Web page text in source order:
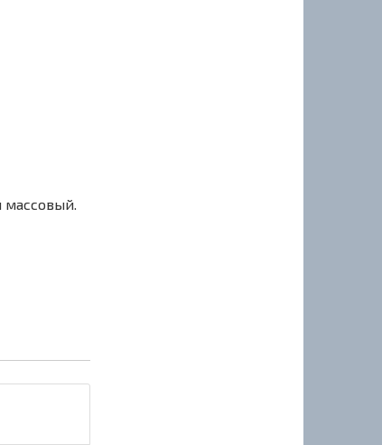
массовый.